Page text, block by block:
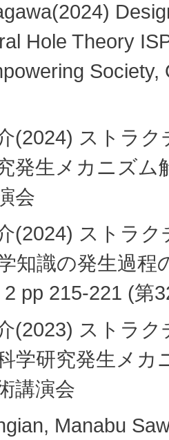
(2024)
Hole Theory
(2024) ストラク
発生メカニズ
会
(2024) ストラク
知識の発生過程
2 pp 215-221 (第
(2023) ストラク
学研究発生メカ
講演会
Manabu